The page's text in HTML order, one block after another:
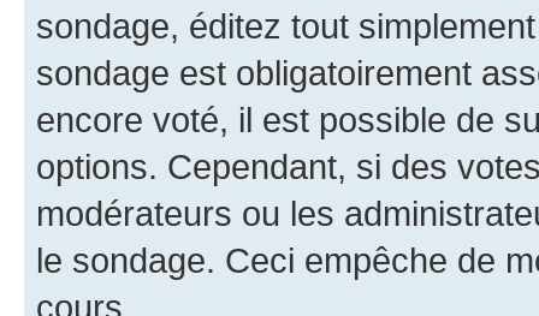
sondage, éditez tout
sondage est obligatoirement
encore voté, il est possible de
options. Cependant, si des
modérateurs ou les
le sondage. Ceci empêche de
cours.